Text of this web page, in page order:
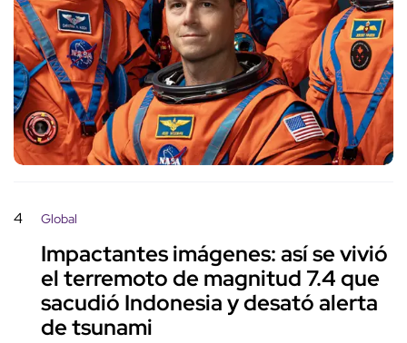
4 Global
Impactantes imágenes: así se vivió
el terremoto de magnitud 7.4 que
sacudió Indonesia y desató alerta
de tsunami